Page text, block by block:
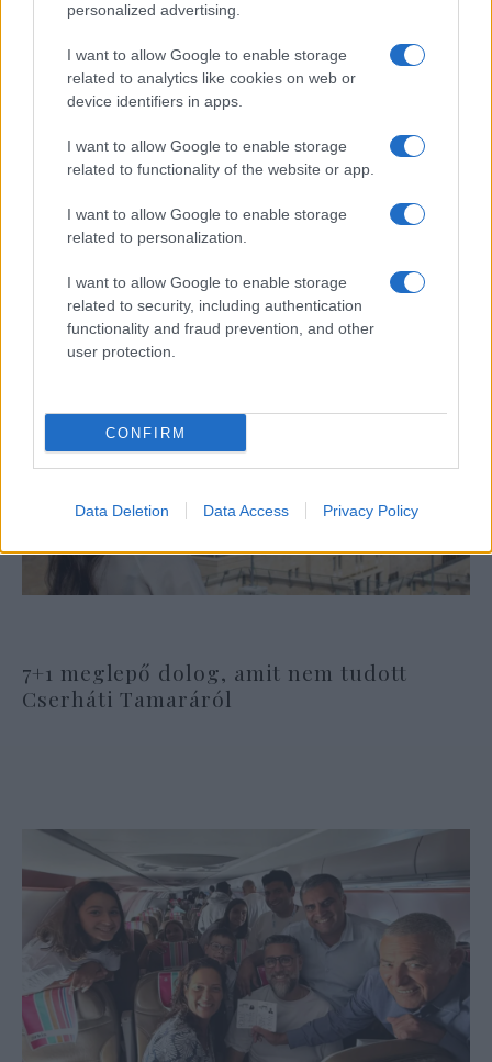
personalized advertising.
I want to allow Google to enable storage
related to analytics like cookies on web or
device identifiers in apps.
I want to allow Google to enable storage
related to functionality of the website or app.
I want to allow Google to enable storage
related to personalization.
I want to allow Google to enable storage
related to security, including authentication
functionality and fraud prevention, and other
user protection.
CONFIRM
Data Deletion Data Access Privacy Policy
Elképesztő hír: saját hatodik
generációs vadászrepülőgépet épít a
német hadiipar
Hadrendbe áll a Gyémánt-rendszer –
hadviselést
7+1 meglepő dolog, amit nem tudott
Cserháti Tamaráról